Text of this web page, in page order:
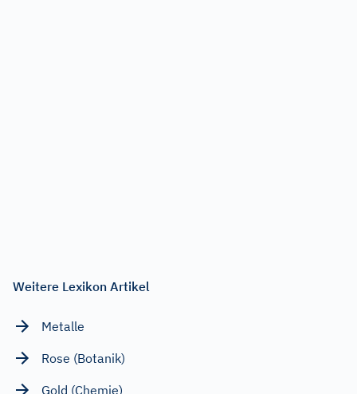
Weitere Lexikon Artikel
Metalle
Rose (Botanik)
Gold (Chemie)